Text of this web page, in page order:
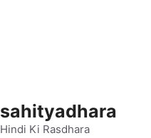
sahityadhara
Hindi Ki Rasdhara